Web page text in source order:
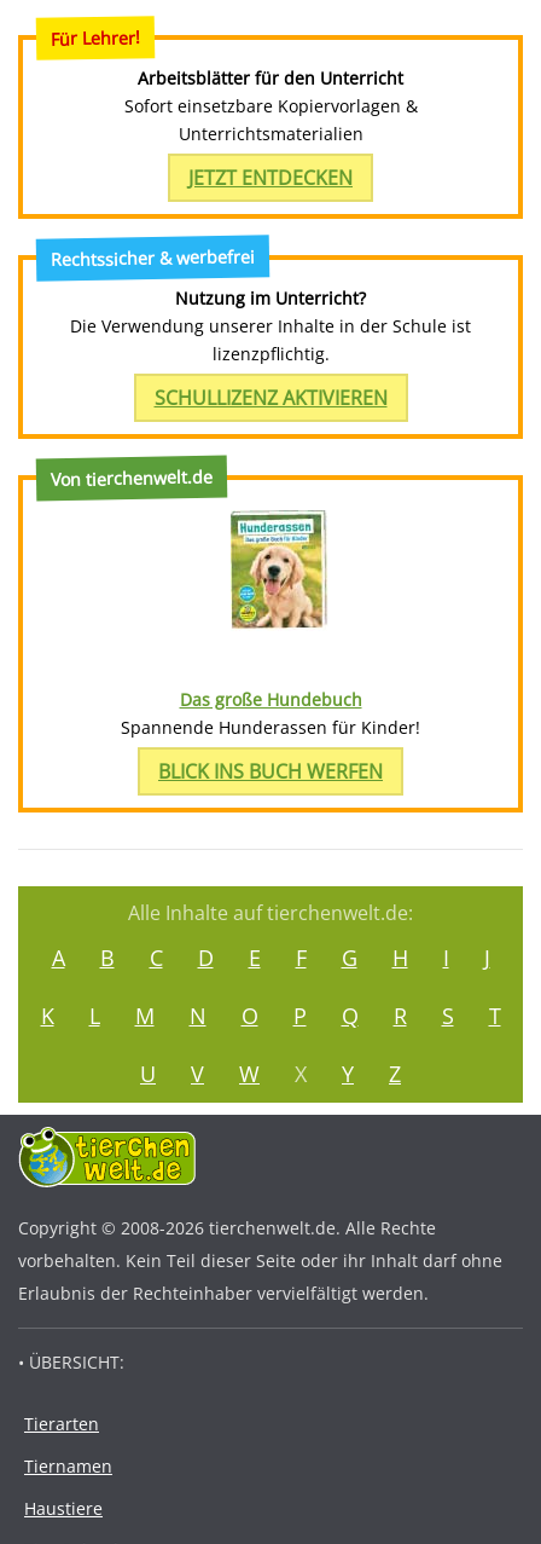
Für Lehrer!
Arbeitsblätter für den Unterricht
Sofort einsetzbare Kopiervorlagen &
Unterrichtsmaterialien
JETZT ENTDECKEN
Rechtssicher & werbefrei
Nutzung im Unterricht?
Die Verwendung unserer Inhalte in der Schule ist
lizenzpflichtig.
SCHULLIZENZ AKTIVIEREN
Von tierchenwelt.de
Das große Hundebuch
Spannende Hunderassen für Kinder!
BLICK INS BUCH WERFEN
Alle Inhalte auf tierchenwelt.de:
A B C D E F G H I
J
K
L M N O P Q R S
T
U
V W X Y Z
Copyright © 2008-2026 tierchenwelt.de. Alle Rechte
vorbehalten. Kein Teil dieser Seite oder ihr Inhalt darf ohne
Erlaubnis der Rechteinhaber vervielfältigt werden.
• ÜBERSICHT:
Tierarten
Tiernamen
Haustiere